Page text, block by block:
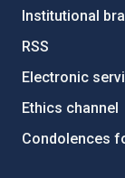
Institutional
RSS
Electronic
Ethics channel
Condolences